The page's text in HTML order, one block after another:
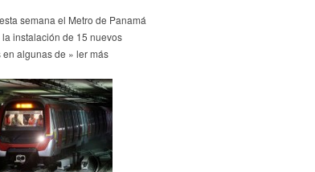
semana el Metro de Panamá
instalación de 15 nuevos
en algunas de » ler más